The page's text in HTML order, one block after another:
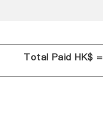
Total Paid HK$ =